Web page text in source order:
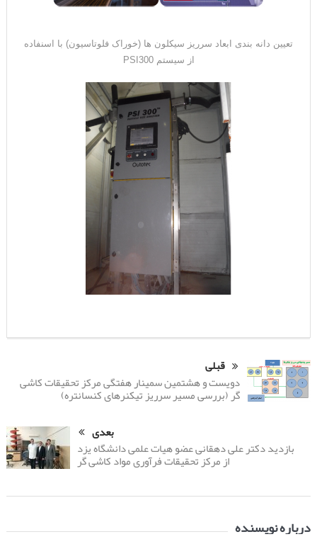
تعیین دانه بندی ابعاد سرریز سیکلون ها (خوراک فلوتاسیون) با اسنفاده
از سیستم PSI300
قبلی
دویست و هشتمین سمینار هفتگی مرکز تحقیقات کاشی
گر (بررسی مسیر سرریز تیکنرهای کنسانتره)
بعدی
بازدید دکتر علی دهقانی عضو هیات علمی دانشگاه یزد
از مرکز تحقیقات فرآوری مواد کاشی گر
درباره نویسنده